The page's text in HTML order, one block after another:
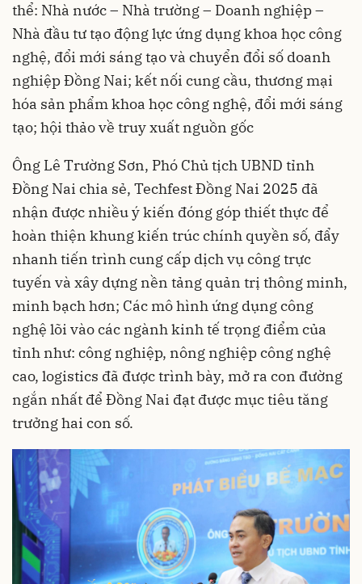
thể: Nhà nước – Nhà trường – Doanh nghiệp –
Nhà đầu tư tạo động lực ứng dụng khoa học công
nghệ, đổi mới sáng tạo và chuyển đổi số doanh
nghiệp Đồng Nai; kết nối cung cầu, thương mại
hóa sản phẩm khoa học công nghệ, đổi mới sáng
tạo; hội thảo về truy xuất nguồn gốc
Ông Lê Trường Sơn, Phó Chủ tịch UBND tỉnh
Đồng Nai chia sẻ, Techfest Đồng Nai 2025 đã
nhận được nhiều ý kiến đóng góp thiết thực để
hoàn thiện khung kiến trúc chính quyền số, đẩy
nhanh tiến trình cung cấp dịch vụ công trực
tuyến và xây dựng nền tảng quản trị thông minh,
minh bạch hơn; Các mô hình ứng dụng công
nghệ lõi vào các ngành kinh tế trọng điểm của
tỉnh như: công nghiệp, nông nghiệp công nghệ
cao, logistics đã được trình bày, mở ra con đường
ngắn nhất để Đồng Nai đạt được mục tiêu tăng
trưởng hai con số.